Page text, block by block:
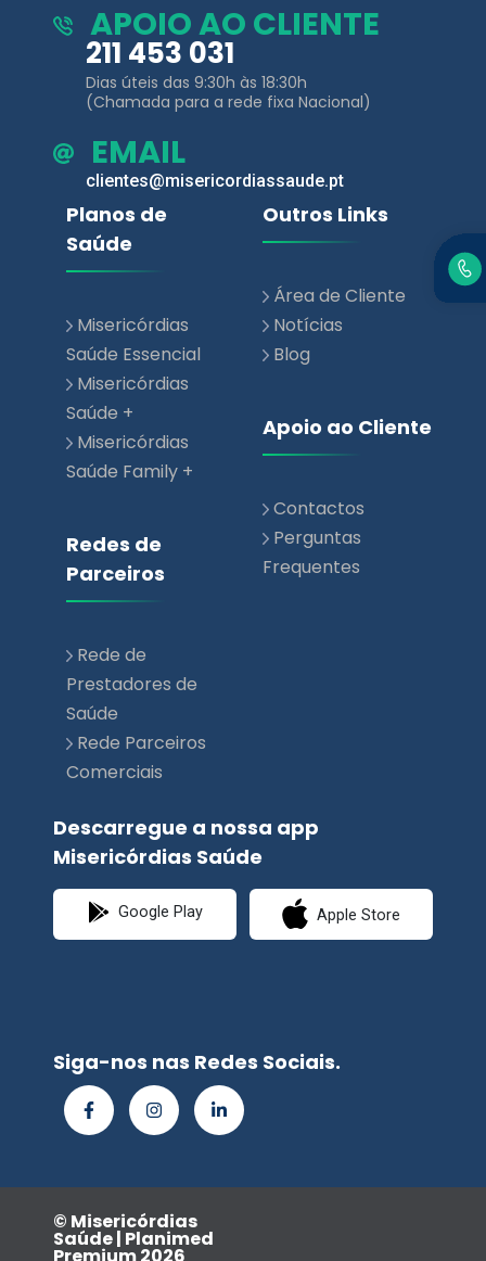
APOIO AO CLIENTE
211 453 031
Dias úteis das 9:30h às 18:30h
(Chamada para a rede fixa Nacional)
EMAIL
clientes@misericordiassaude.pt
Planos de
Saúde
Misericórdias
Saúde Essencial
Misericórdias
Saúde +
Misericórdias
Saúde Family +
Redes de
Parceiros
Rede de
Prestadores de
Saúde
Rede Parceiros
Comerciais
Outros Links
Área de Cliente
Notícias
Blog
Apoio ao Cliente
Contactos
Perguntas
Frequentes
Descarregue a nossa app
Misericórdias Saúde
Google Play Apple Store
Siga-nos nas Redes Sociais.
© Misericórdias
Saúde | Planimed
Premium 2026